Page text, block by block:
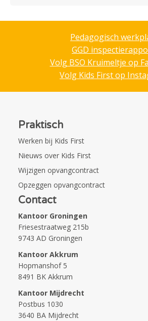
Pedagogisch
GGD
Volg BSO Kruimeltje op
Volg Kids First op
Praktisch
Werken bij Kids First
Nieuws over Kids First
Wijzigen opvangcontract
Opzeggen opvangcontract
Contact
Kantoor Groningen
Friesestraatweg 215b
9743 AD Groningen
Kantoor Akkrum
Hopmanshof 5
8491 BK Akkrum
Kantoor Mijdrecht
Postbus 1030
3640 BA Mijdrecht